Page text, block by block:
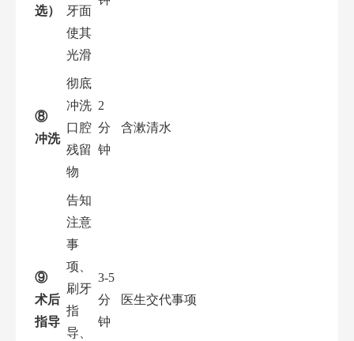
选）
牙面
使其
光滑
⑧
冲洗
彻底
冲洗
口腔
残留
物
2
分
钟
含漱清水
⑨
术后
指导
告知
注意
事
项、
刷牙
指
导、
3-5
分
钟
医生交代事项